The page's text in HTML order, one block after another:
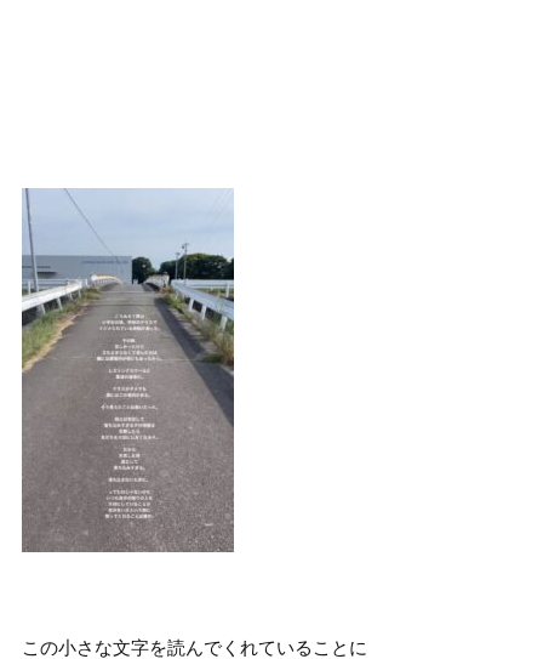
この小さな文字を読んでくれていることに